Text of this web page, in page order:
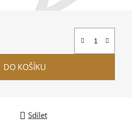
DO KOŠÍKU
Sdílet